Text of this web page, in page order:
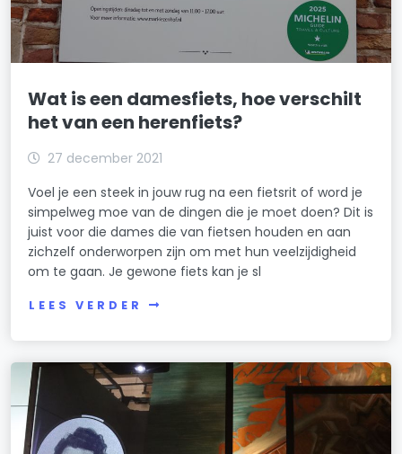
Wat is een damesfiets, hoe verschilt
het van een herenfiets?
27 december 2021
Voel je een steek in jouw rug na een fietsrit of word je
simpelweg moe van de dingen die je moet doen? Dit is
juist voor die dames die van fietsen houden en aan
zichzelf onderworpen zijn om met hun veelzijdigheid
om te gaan. Je gewone fiets kan je sl
LEES VERDER